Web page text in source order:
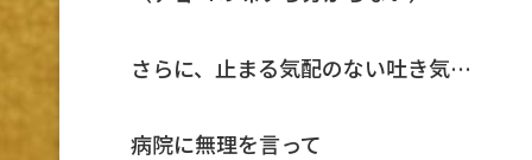
さらに、止まる気配のない吐き気…
病院に無理を言って